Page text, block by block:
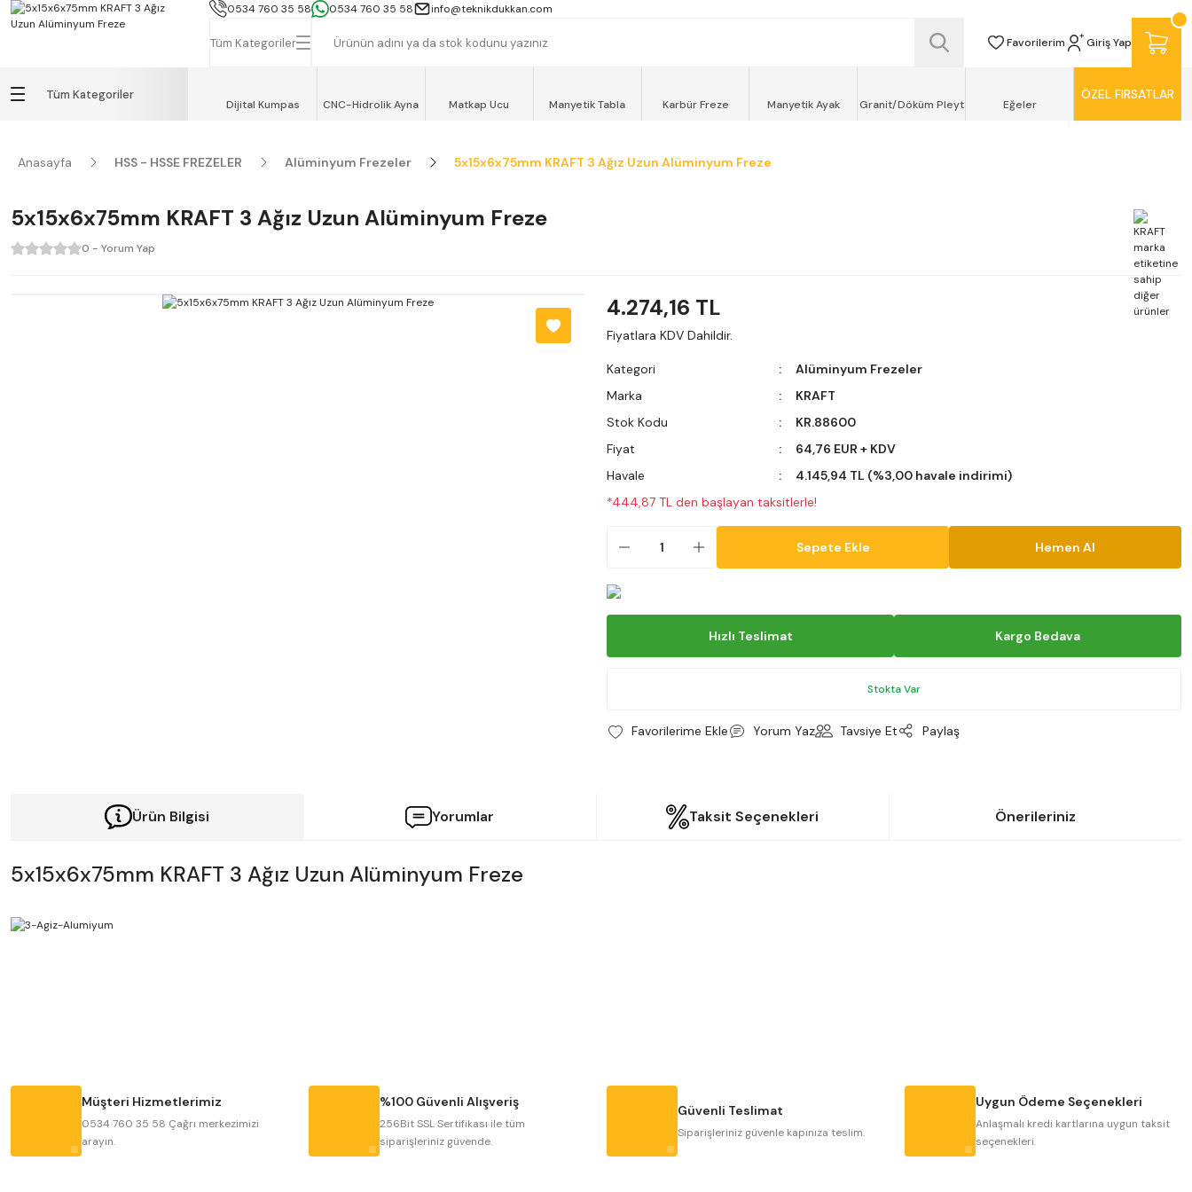
İSTANBUL, TEKİRDAĞ ve GEBZE İÇİN 13000TL ve ÜZERİ ALIŞVERİŞLERİNİZ AYNI GÜN MOTOKURYE İLE ÜCRETSİZ TESLİMAT ŞEKLİNDE KAPINIZDA !
0534 760 35 58 0534 760 35 58 info@teknikdukkan.com
Tüm Kategoriler Favorilerim Giriş Yap
Tüm Kategoriler
Dijital Kumpas CNC-Hidrolik Ayna Matkap Ucu Manyetik Tabla Karbür Freze Manyetik Ayak Granit/Döküm Pleyt Eğeler
ÖZEL FIRSATLAR
Anasayfa HSS - HSSE FREZELER Alüminyum Frezeler 5x15x6x75mm KRAFT 3 Ağız Uzun Alüminyum Freze
5x15x6x75mm KRAFT 3 Ağız Uzun Alüminyum Freze
0 - Yorum Yap
4.274,16 TL
Fiyatlara KDV Dahildir.
Kategori
Alüminyum Frezeler
Marka
KRAFT
Stok Kodu
KR.88600
Fiyat
64,76 EUR + KDV
Havale
4.145,94 TL (%3,00 havale indirimi)
*444,87 TL den başlayan taksitlerle!
Sepete Ekle Hemen Al
Hızlı Teslimat Kargo Bedava
Stokta Var
Yorum Yaz Tavsiye Et Paylaş
Ürün Bilgisi Yorumlar Taksit Seçenekleri Önerileriniz
5x15x6x75mm KRAFT 3 Ağız Uzun Alüminyum Freze
Ürün bilgilerinde hatalar bulunuyor.
Ürün fiyatı diğer sitelerden daha pahalı.
Bu ürüne benzer farklı alternatifler olmalı.
Müşteri Hizmetlerimiz
0534 760 35 58 Çağrı merkezimizi
arayın.
%100 Güvenli Alışveriş
256Bit SSL Sertifikası ile tüm
siparişleriniz güvende.
Güvenli Teslimat
Siparişleriniz güvenle kapınıza teslim.
Uygun Ödeme Seçenekleri
Anlaşmalı kredi kartlarına uygun taksit
seçenekleri.